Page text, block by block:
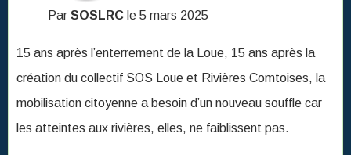
Par SOSLRC le 5 mars 2025
15 ans après l’enterrement de la Loue, 15 ans après la
création du collectif SOS Loue et Rivières Comtoises, la
mobilisation citoyenne a besoin d’un nouveau souffle car
les atteintes aux rivières, elles, ne faiblissent pas.